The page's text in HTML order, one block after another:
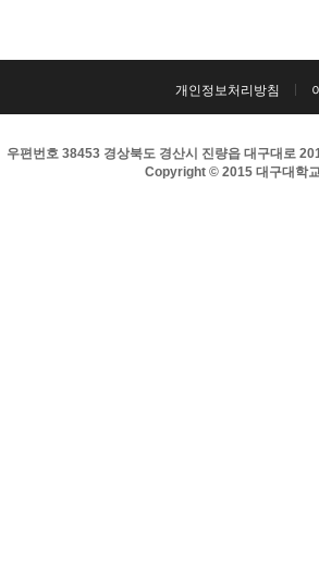
개인정보처리방침
우편번호 38453 경상북도 경산시 진량읍 대구대로
Copyright © 2015 대구대학